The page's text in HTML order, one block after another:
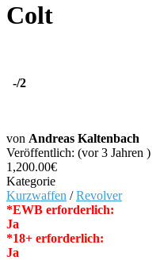
Colt
-/2
von Andreas Kaltenbach
Veröffentlich: (vor 3 Jahren )
1,200.00€
Kategorie
Kurzwaffen /Revolver
*EWB erforderlich:
Ja
*18+ erforderlich:
Ja